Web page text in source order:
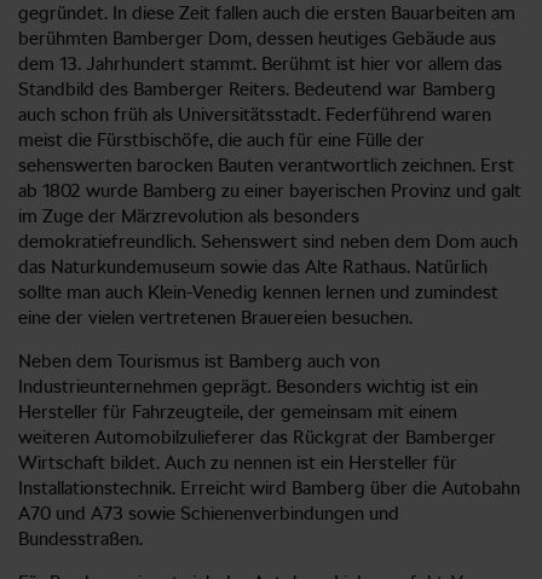
gegründet. In diese Zeit fallen auch die ersten Bauarbeiten am
berühmten Bamberger Dom, dessen heutiges Gebäude aus
dem 13. Jahrhundert stammt. Berühmt ist hier vor allem das
Standbild des Bamberger Reiters. Bedeutend war Bamberg
auch schon früh als Universitätsstadt. Federführend waren
meist die Fürstbischöfe, die auch für eine Fülle der
sehenswerten barocken Bauten verantwortlich zeichnen. Erst
ab 1802 wurde Bamberg zu einer bayerischen Provinz und galt
im Zuge der Märzrevolution als besonders
demokratiefreundlich. Sehenswert sind neben dem Dom auch
das Naturkundemuseum sowie das Alte Rathaus. Natürlich
sollte man auch Klein-Venedig kennen lernen und zumindest
eine der vielen vertretenen Brauereien besuchen.
Neben dem Tourismus ist Bamberg auch von
Industrieunternehmen geprägt. Besonders wichtig ist ein
Hersteller für Fahrzeugteile, der gemeinsam mit einem
weiteren Automobilzulieferer das Rückgrat der Bamberger
Wirtschaft bildet. Auch zu nennen ist ein Hersteller für
Installationstechnik. Erreicht wird Bamberg über die Autobahn
A70 und A73 sowie Schienenverbindungen und
Bundesstraßen.